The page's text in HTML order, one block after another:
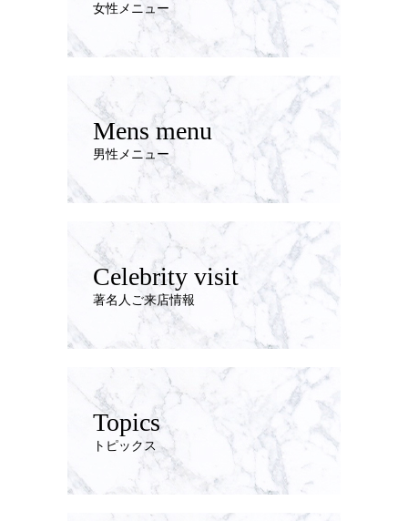
女性メニュー
Mens menu
男性メニュー
Celebrity visit
著名人ご来店情報
Topics
トピックス